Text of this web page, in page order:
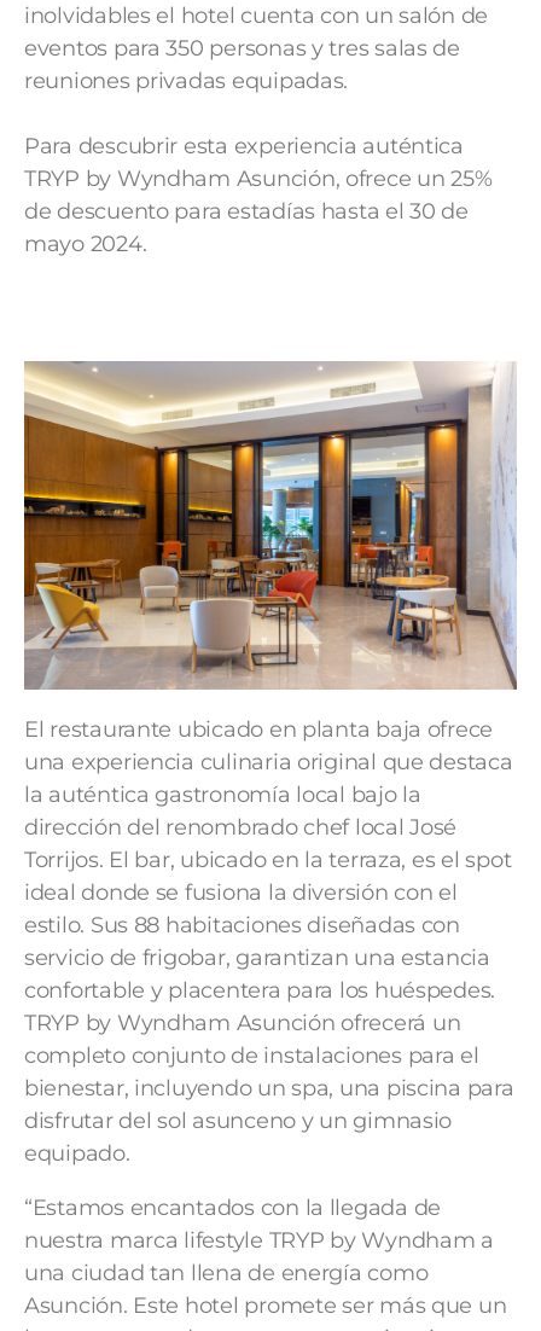
inolvidables el hotel cuenta con un salón de
eventos para 350 personas y tres salas de
reuniones privadas equipadas.
Para descubrir esta experiencia auténtica
TRYP by Wyndham Asunción, ofrece un 25%
de descuento para estadías hasta el 30 de
mayo 2024.
El restaurante ubicado en planta baja ofrece
una experiencia culinaria original que destaca
la auténtica gastronomía local bajo la
dirección del renombrado chef local José
Torrijos. El bar, ubicado en la terraza, es el spot
ideal donde se fusiona la diversión con el
estilo. Sus 88 habitaciones diseñadas con
servicio de frigobar, garantizan una estancia
confortable y placentera para los huéspedes.
TRYP by Wyndham Asunción ofrecerá un
completo conjunto de instalaciones para el
bienestar, incluyendo un spa, una piscina para
disfrutar del sol asunceno y un gimnasio
equipado.
“Estamos encantados con la llegada de
nuestra marca lifestyle TRYP by Wyndham a
una ciudad tan llena de energía como
Asunción. Este hotel promete ser más que un